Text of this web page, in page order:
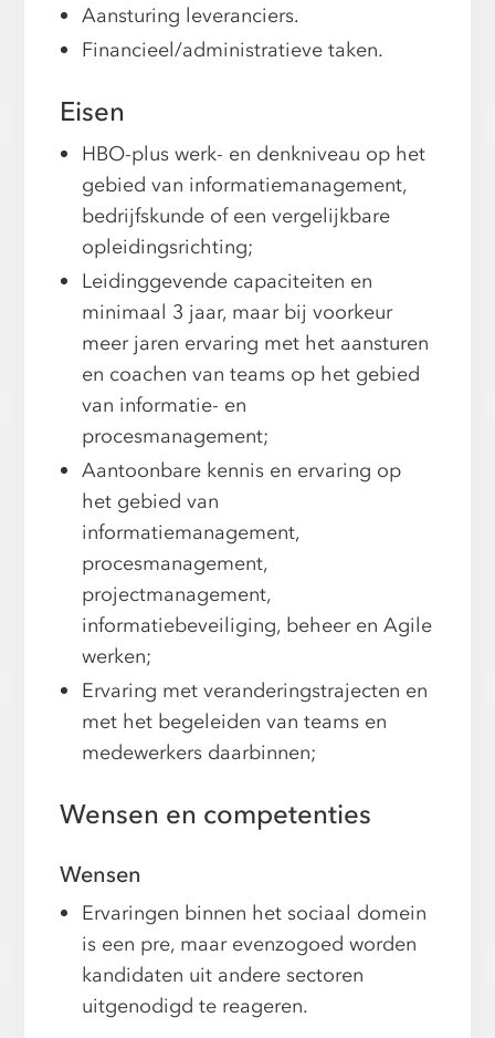
Aansturing leveranciers.
Financieel/administratieve taken.
Eisen
HBO-plus werk- en denkniveau op het
gebied van informatiemanagement,
bedrijfskunde of een vergelijkbare
opleidingsrichting;
Leidinggevende capaciteiten en
minimaal 3 jaar, maar bij voorkeur
meer jaren ervaring met het aansturen
en coachen van teams op het gebied
van informatie- en
procesmanagement;
Aantoonbare kennis en ervaring op
het gebied van
informatiemanagement,
procesmanagement,
projectmanagement,
informatiebeveiliging, beheer en Agile
werken;
Ervaring met veranderingstrajecten en
met het begeleiden van teams en
medewerkers daarbinnen;
Wensen en competenties
Wensen
Ervaringen binnen het sociaal domein
is een pre, maar evenzogoed worden
kandidaten uit andere sectoren
uitgenodigd te reageren.